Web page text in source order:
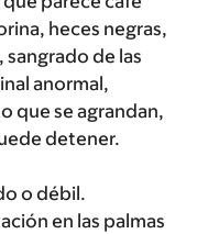
heces negras,
sangrado de las
anormal,
que se agrandan,
detener.
o débil.
en las palmas